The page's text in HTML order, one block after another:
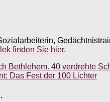
finden Sie hier.
Bethlehem. 40 verdrehte
Das Fest der 100 Lichter